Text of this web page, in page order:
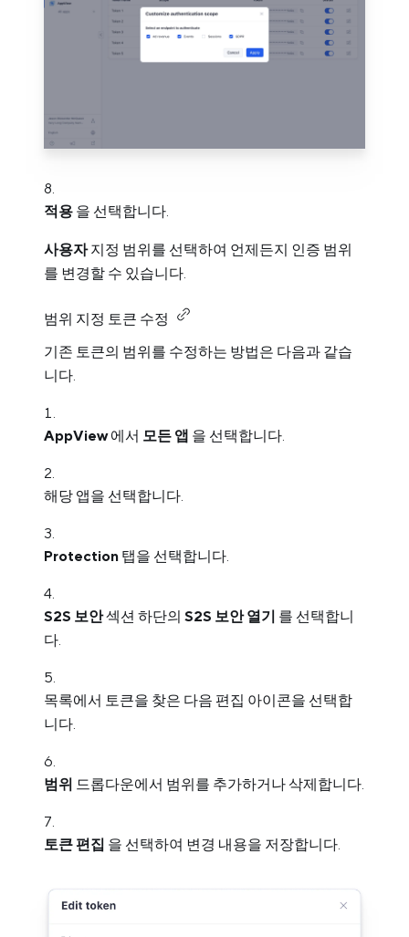
적용 을 선택합니다.
사용자지정 범위를 선택하여 언제든지 인증 범위
를 변경할 수 있습니다.
범위 지정 토큰 수정
기존 토큰의 범위를 수정하는 방법은 다음과 같습
니다.
AppView에서 모든 앱 을 선택합니다.
해당 앱을 선택합니다.
Protection 탭을 선택합니다.
S2S 보안섹션 하단의 S2S 보안 열기 를 선택합니
다.
목록에서 토큰을 찾은 다음 편집 아이콘을 선택합
니다.
범위 드롭다운에서 범위를 추가하거나 삭제합니다.
토큰 편집 을 선택하여 변경 내용을 저장합니다.